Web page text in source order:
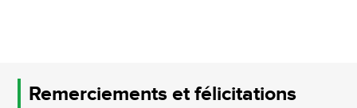
Remerciements et félicitations